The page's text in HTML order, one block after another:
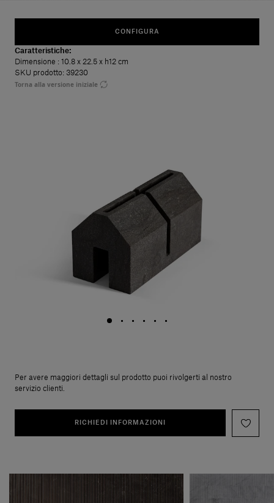
CONFIGURA
Caratteristiche:
Dimensione : 10.8 x 22.5 x h12 cm
SKU prodotto: 39230
Torna alla versione iniziale
Per avere maggiori dettagli sul prodotto puoi rivolgerti al nostro
servizio clienti.
RICHIEDI INFORMAZIONI